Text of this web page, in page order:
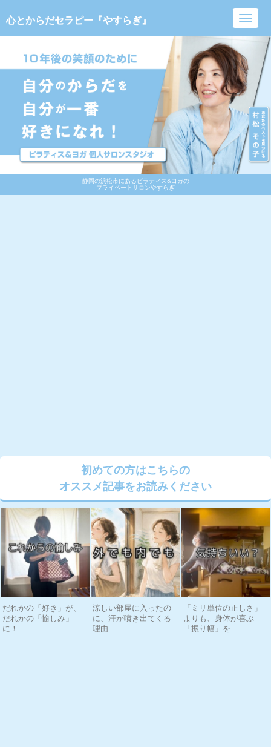
静岡の浜松市にあるピラティス&ヨガの
プライベートサロンやすらぎ
心とからだセラピー『やすらぎ』
初めての方はこちらの
オススメ記事をお読みください
だれかの「好き」が、
だれかの「愉しみ」
に！
涼しい部屋に入ったの
に、汗が噴き出てくる
理由
「ミリ単位の正しさ」
よりも、身体が喜ぶ
「振り幅」を